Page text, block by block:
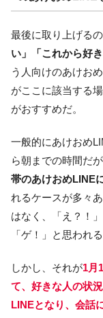
最後に取り上げるの
い」「これから好
う人向けのあけお
がここに該当する場
がおすすめだ。
一般的にあけおめ
ら朝までの時間だが
帯のあけおめLINE
れるケースが多々
はなく、「え？！
「ゲ！」と思われ
しかし、それが1月
て、好きな人の状
LINEとなり、会話